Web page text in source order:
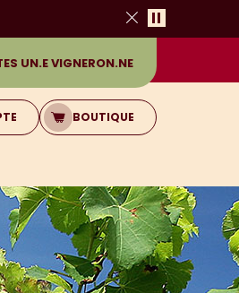
Fermer
UN.E VIGNERON.NE
BOUTIQUE